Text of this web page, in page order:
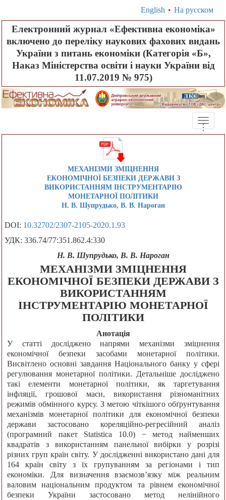
English • На русском
Електронний журнал «Ефективна економіка»
включено до переліку наукових фахових видань
України з питань економіки (Категорія «Б»,
Наказ Міністерства освіти і науки України від
11.07.2019 № 975)
Toggle
...
МЕХАНІЗМИ ЗМІЦНЕННЯ
ЕКОНОМІЧНОЇ БЕЗПЕКИ ДЕРЖАВИ З
ВИКОРИСТАННЯМ ІНСТРУМЕНТАРІЮ
МОНЕТАРНОЇ ПОЛІТИКИ
Н. В. Шупрудько, В. В. Нароган
DOI: 10.32702/2307-2105-2020.1.93
УДК: 336.74/77:351.862.4:330
Н. В. Шупрудько, В. В. Нароган
МЕХАНІЗМИ ЗМІЦНЕННЯ
ЕКОНОМІЧНОЇ БЕЗПЕКИ ДЕРЖАВИ З
ВИКОРИСТАННЯМ
ІНСТРУМЕНТАРІЮ МОНЕТАРНОЇ
ПОЛІТИКИ
Анотація
У статті досліджено напрями механізми зміцнення
економічної безпеки засобами монетарної політики.
Висвітлено основні завдання Національного банку у сфері
регулювання монетарної політики. Детальніше досліджено
такі елементи монетарної політики, як таргетування
інфляції, грошової маси, використання різноманітних
режимів обмінного курсу. З метою чіткішого обґрунтування
механізмів монетарної політики для економічної безпеки
держави застосовано кореляційно-регресійний аналіз
(програмний пакет Statistica 10.0) − метод найменших
квадратів з використанням панельної вибірки у розрізі
різних груп країн світу. У дослідженні використано дані для
164 країн світу з їх групуванням за регіонами і тип
економіки. Для визначення взаємозв’язку між реальним
валовим національним продуктом та рівнем економічної
безпеки України застосовано метод нелінійного